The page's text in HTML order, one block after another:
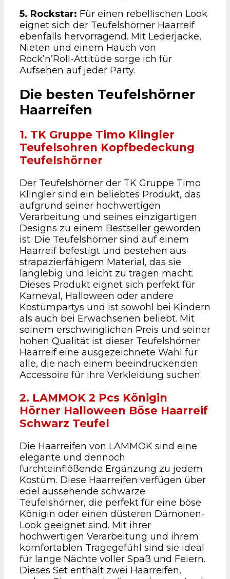
5. Rockstar: Für einen rebellischen Look
eignet sich der Teufelshörner Haarreif
ebenfalls hervorragend. Mit Lederjacke,
Nieten und einem Hauch von
Rock’n’Roll-Attitüde sorge ich für
Aufsehen auf jeder Party.
Die besten Teufelshörner
Haarreifen
1. TK Gruppe Timo Klingler
Teufelsohren Kopfbedeckung
Teufelshörner
Der Teufelshörner der TK Gruppe Timo
Klingler sind ein beliebtes Produkt, das
aufgrund seiner hochwertigen
Verarbeitung und seines einzigartigen
Designs zu einem Bestseller geworden
ist. Die Teufelshörner sind auf einem
Haarreif befestigt und bestehen aus
strapazierfähigem Material, das sie
langlebig und leicht zu tragen macht.
Dieses Produkt eignet sich perfekt für
Karneval, Halloween oder andere
Kostümpartys und ist sowohl bei Kindern
als auch bei Erwachsenen beliebt. Mit
seinem erschwinglichen Preis und seiner
hohen Qualität ist dieser Teufelshörner
Haarreif eine ausgezeichnete Wahl für
alle, die nach einem beeindruckenden
Accessoire für ihre Verkleidung suchen.
2. LAMMOK 2 Pcs Königin
Hörner Halloween Böse Haarreif
Schwarz Teufel
Die Haarreifen von LAMMOK sind eine
elegante und dennoch
furchteinflößende Ergänzung zu jedem
Kostüm. Diese Haarreifen verfügen über
edel aussehende schwarze
Teufelshörner, die perfekt für eine böse
Königin oder einen düsteren Dämonen-
Look geeignet sind. Mit ihrer
hochwertigen Verarbeitung und ihrem
komfortablen Tragegefühl sind sie ideal
für lange Nächte voller Spaß und Feiern.
Dieses Set enthält zwei Haarreifen,